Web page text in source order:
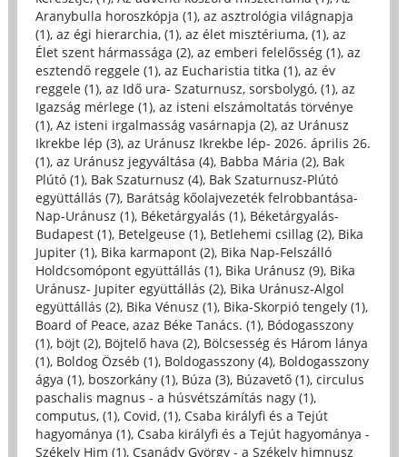
Aranybulla horoszkópja (1), az asztrológia világnapja
(1), az égi hierarchia, (1), az élet misztériuma, (1), az
Élet szent hármassága (2), az emberi felelősség (1), az
esztendő reggele (1), az Eucharistia titka (1), az év
reggele (1), az Idő ura- Szaturnusz, sorsbolygó, (1), az
Igazság mérlege (1), az isteni elszámoltatás törvénye
(1), Az isteni irgalmasság vasárnapja (2), az Uránusz
Ikrekbe lép (3), az Uránusz Ikrekbe lép- 2026. április 26.
(1), az Uránusz jegyváltása (4), Babba Mária (2), Bak
Plútó (1), Bak Szaturnusz (4), Bak Szaturnusz-Plútó
együttállás (7), Barátság kőolajvezeték felrobbantása-
Nap-Uránusz (1), Béketárgyalás (1), Béketárgyalás-
Budapest (1), Betelgeuse (1), Betlehemi csillag (2), Bika
Jupiter (1), Bika karmapont (2), Bika Nap-Felszálló
Holdcsomópont együttállás (1), Bika Uránusz (9), Bika
Uránusz- Jupiter együttállás (2), Bika Uránusz-Algol
együttállás (2), Bika Vénusz (1), Bika-Skorpió tengely (1),
Board of Peace, azaz Béke Tanács. (1), Bódogasszony
(1), böjt (2), Böjtelő hava (2), Bölcsesség és Három lánya
(1), Boldog Özséb (1), Boldogasszony (4), Boldogasszony
ágya (1), boszorkány (1), Búza (3), Búzavető (1), circulus
paschalis magnus - a húsvétszámítás nagy (1),
computus, (1), Covid, (1), Csaba királyfi és a Tejút
hagyománya (1), Csaba királyfi és a Tejút hagyománya -
Székely Him (1), Csanády György - a Székely himnusz